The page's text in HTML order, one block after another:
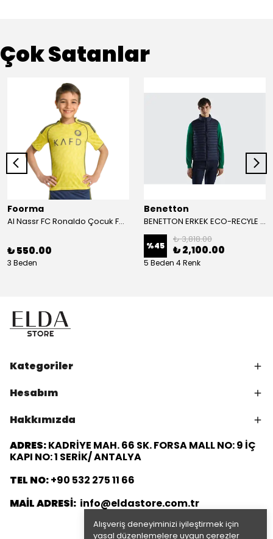
Alışveriş deneyiminizi iyileştirmek için
yasal düzenlemelere uygun çerezler
Çok Satanlar
Foorma
Al Nassr FC Ronaldo Çocuk Forma 2'li Takım(Şort/T-Shirt)
₺ 550.00
3 Beden
Benetton
BENETTON ERKEK ECO-RECYLE DOLGULU PUFA YELEK
%45
₺ 3,818.00
₺ 2,100.00
5 Beden 4 Renk
Kategoriler
Hesabım
Hakkımızda
ADRES:KADRİYE MAH. 66 SK. FORSA MALL NO: 9 İÇ
KAPI NO: 1 SERİK/ ANTALYA
TEL NO:+90 532 275 11 66
MAİL ADRESİ: info@eldastore.com.tr